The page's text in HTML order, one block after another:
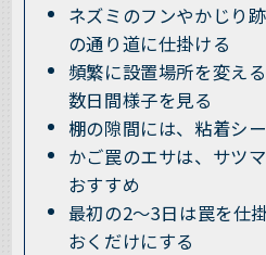
ネズミのフンやかじり
の通り道に仕掛ける
頻繁に設置場所を変え
数日間様子を見る
棚の隙間には、粘着シ
かご罠のエサは、サツ
おすすめ
最初の2～3日は罠を仕
おくだけにする